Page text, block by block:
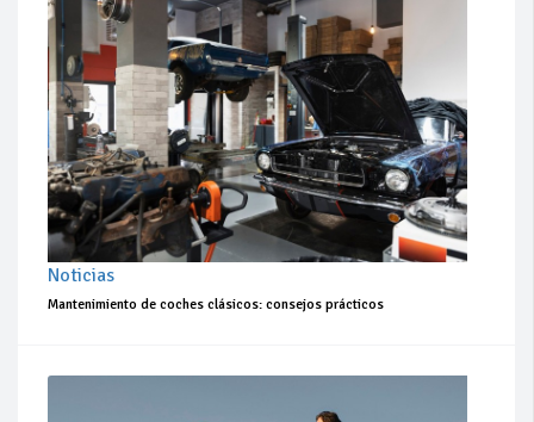
Noticias
Mantenimiento de coches clásicos: consejos prácticos